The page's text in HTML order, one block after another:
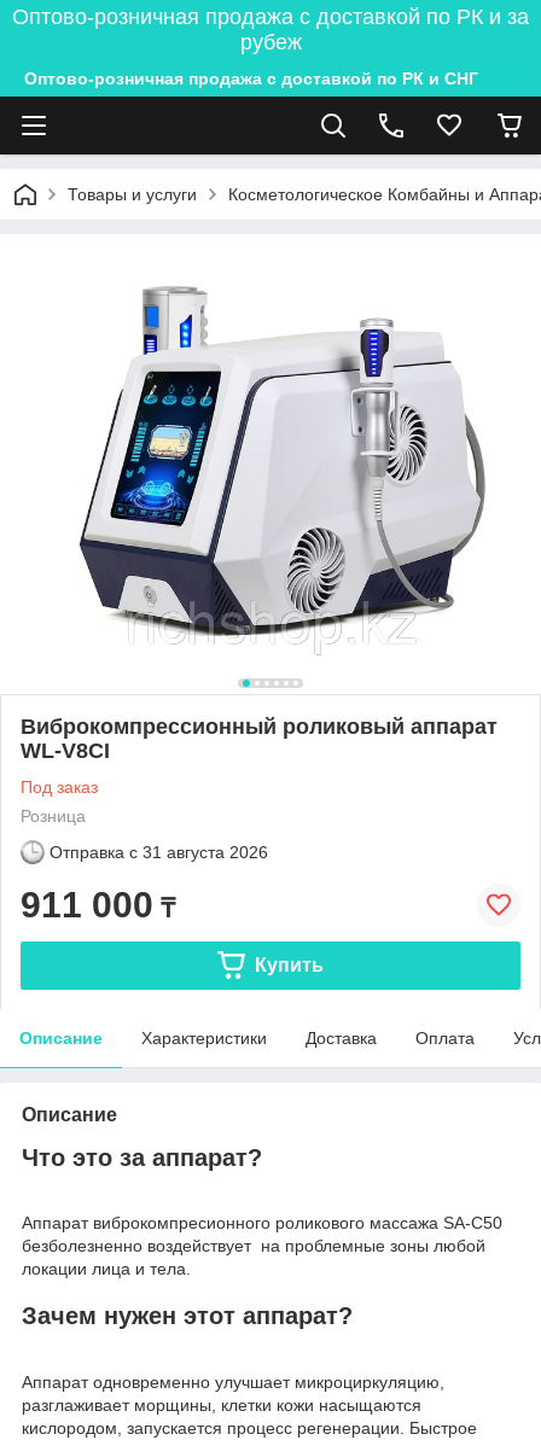
Оптово-розничная продажа с доставкой по РК и за
рубеж
Оптово-розничная продажа с доставкой по РК и СНГ
Товары и услуги Косметологическое Комбайны и
Виброкомпрессионный роликовый аппарат
WL-V8CI
Под заказ
Розница
Отправка с 31 августа 2026
911 000 ₸
Купить
Описание Характеристики Доставка Оплата
Описание
Что это за аппарат?
Аппарат виброкомпресионного роликового массажа SA-C50
безболезненно воздействует на проблемные зоны любой
локации лица и тела.
Зачем нужен этот аппарат?
Аппарат одновременно улучшает микроциркуляцию,
разглаживает морщины, клетки кожи насыщаются
кислородом, запускается процесс регенерации. Быстрое